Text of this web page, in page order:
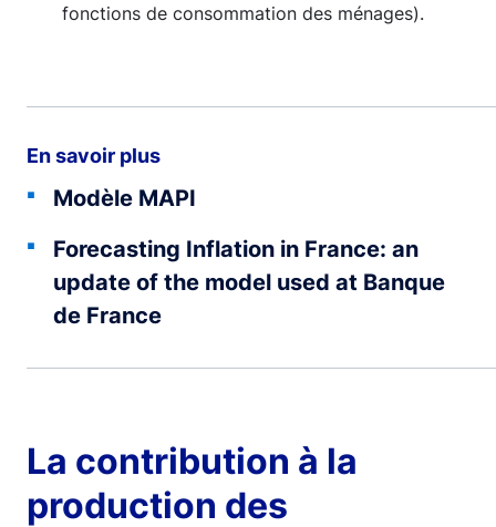
fonctions de consommation des ménages).
En savoir plus
Modèle MAPI
Forecasting Inflation in France: an
update of the model used at Banque
de France
La contribution à la
production des